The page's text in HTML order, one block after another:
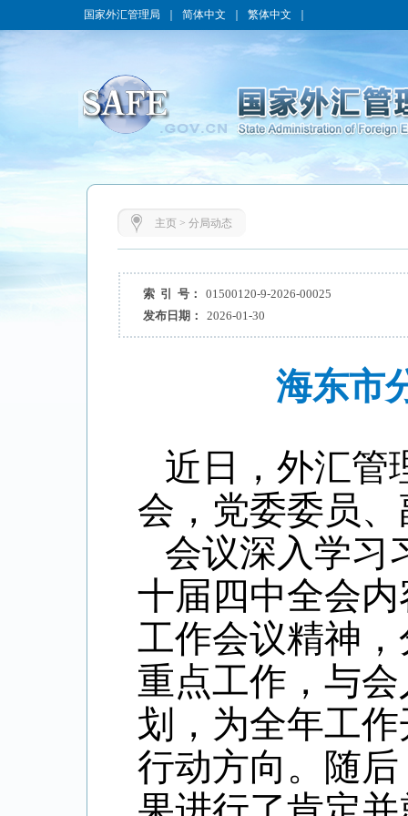
国家外汇管理局 简体中文 繁体中文
主页> 分局动态
索 引 号：
01500120-9-2026-00025
发布日期：
2026-01-30
海东市
近日，外汇管
会，党委委员
会议深入学习
十届四中全会
工作会议精神
重点工作，与
划，为全年工
行动方向。随后